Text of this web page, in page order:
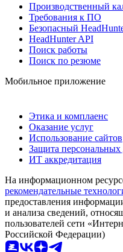
Производственный
Требования к ПО
Безопасный
HeadHunter API
Поиск работы
Поиск по резюме
Мобильное приложение
Этика и комплаенс
Оказание услуг
Использование сайтов
Защита
ИТ аккредитация
На информационном
рекомендательные
предоставления
и анализа сведений,
пользователей сети
Российской Федерации)